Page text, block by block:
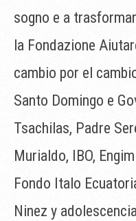
sogno e a
la Fondazione
cambio por el
Santo Domingo e
Tsachilas, Padre
Murialdo, IBO,
Fondo Italo
Ninez y